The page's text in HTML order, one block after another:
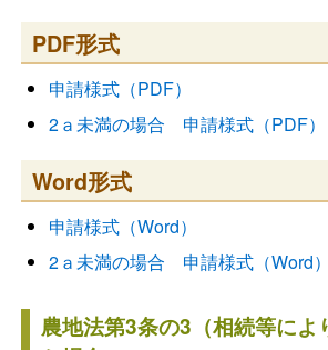
PDF形式
申請様式（PDF）
2ａ未満の場合 申請様式（PDF）
Word形式
申請様式（Word）
2ａ未満の場合 申請様式（Word）
農地法第3条の3（相続等によ